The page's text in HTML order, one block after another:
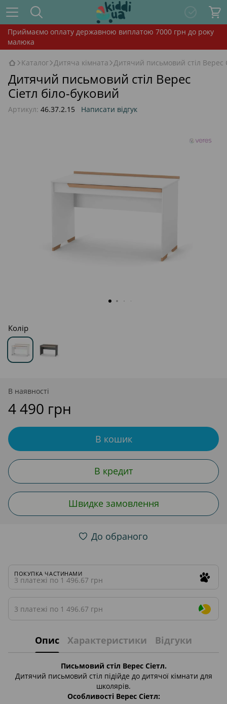
Приймаємо оплату державною виплатою 7000 грн до року
малюка
Каталог Дитяча кімната Дитячий письмовий стіл Верес
Дитячий письмовий стіл Верес
Сіетл біло-буковий
Артикул: 46.37.2.15 Написати відгук
Колір
В наявності
4 490 грн
В кошик
В кредит
Швидке замовлення
До обраного
ПОКУПКА ЧАСТИНАМИ
3 платежі по 1 496.67 грн
3 платежі по 1 496.67 грн
Опис Характеристики Відгуки
Письмовий стіл Верес Сіетл.
Дитячий письмовий стіл підійде до дитячої кімнати для
школярів.
Особливості Верес Сіетл: